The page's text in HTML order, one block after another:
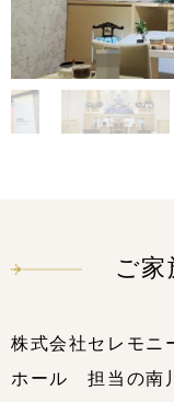
ご家
株式会社セレモ
ホール 担当の南